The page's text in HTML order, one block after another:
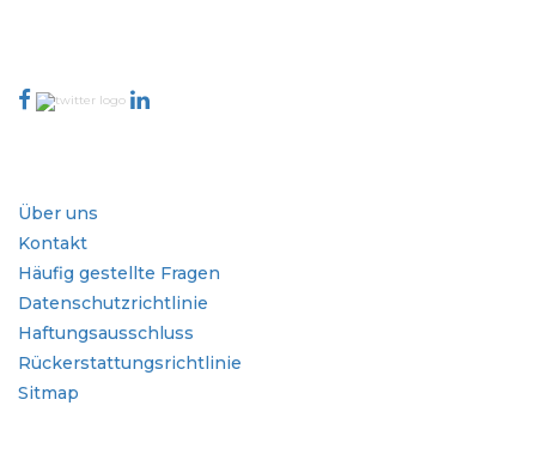
Über uns
Kontakt
Häufig gestellte Fragen
Datenschutzrichtlinie
Haftungsausschluss
Rückerstattungsrichtlinie
Sitmap